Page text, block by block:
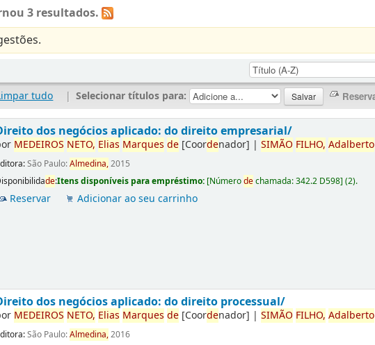
3 resultados.
tudo | Selecionar títulos para:
dos negócios aplicado: do direito empresarial/
MEDEIROS NETO, Elias Marques de [Coordenador] |SIMÃO FILHO, Adalberto
São Paulo:Almedina,2015
de:Itens disponíveis para empréstimo: [Númerodechamada:342.2 D598](2).
Reservar Adicionar ao seu carrinho
dos negócios aplicado: do direito processual/
MEDEIROS NETO, Elias Marques de [Coordenador] |SIMÃO FILHO, Adalberto
São Paulo:Almedina,2016